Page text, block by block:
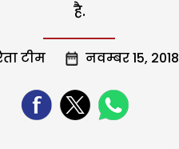
है.
टीम नवम्बर 15, 2018